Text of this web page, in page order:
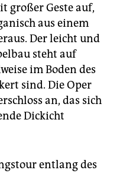
großer Geste auf,
aus einem
Der leicht und
steht auf
im Boden des
sind. Die Oper
an, das sich
Dickicht
entlang des